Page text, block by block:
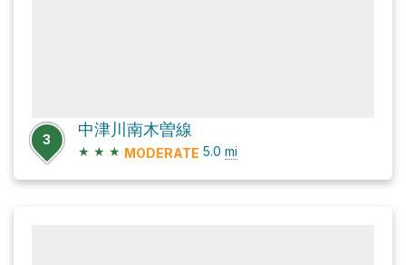
3
中津川南木曽線
★ ★ ★ MODERATE 5.0 mi